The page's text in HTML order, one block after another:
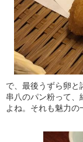
で、最後うずら卵と
串八のパン粉って、
よね。それも魅力の